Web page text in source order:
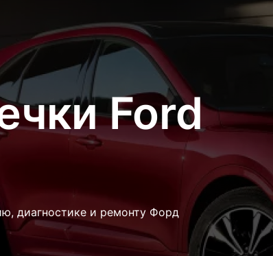
Ford
диагностике и ремонту Форд